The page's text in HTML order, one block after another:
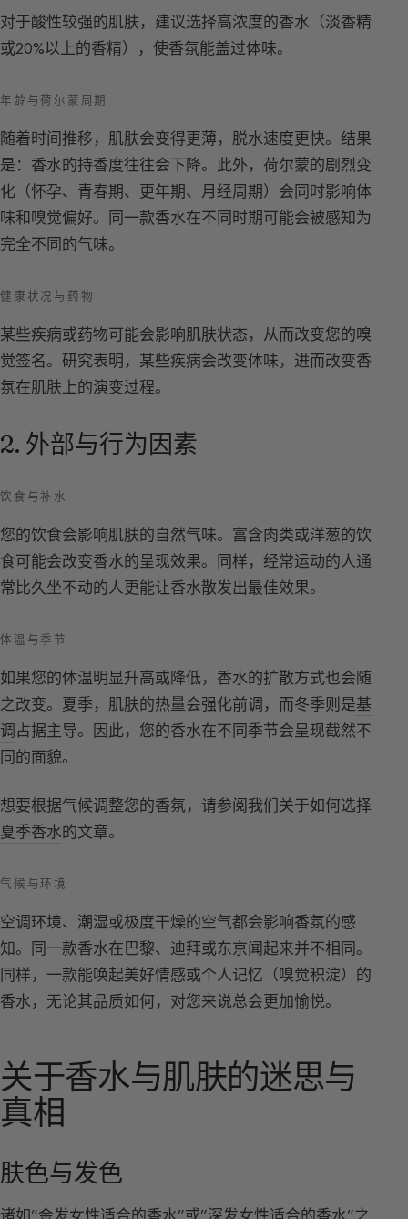
对于酸性较强的肌肤，建议选择高浓度的香水（淡香精
或20%以上的香精），使香氛能盖过体味。
年龄与荷尔蒙周期
随着时间推移，肌肤会变得更薄，脱水速度更快。结果
是：香水的持香度往往会下降。此外，荷尔蒙的剧烈变
化（怀孕、青春期、更年期、月经周期）会同时影响体
味和嗅觉偏好。同一款香水在不同时期可能会被感知为
完全不同的气味。
健康状况与药物
某些疾病或药物可能会影响肌肤状态，从而改变您的嗅
觉签名。研究表明，某些疾病会改变体味，进而改变香
氛在肌肤上的演变过程。
2. 外部与行为因素
饮食与补水
您的饮食会影响肌肤的自然气味。富含肉类或洋葱的饮
食可能会改变香水的呈现效果。同样，经常运动的人通
常比久坐不动的人更能让香水散发出最佳效果。
体温与季节
如果您的体温明显升高或降低，香水的扩散方式也会随
之改变。夏季，肌肤的热量会强化前调，而冬季则是基
调占据主导。因此，您的香水在不同季节会呈现截然不
同的面貌。
想要根据气候调整您的香氛，请参阅我们关于如何选择
夏季香水的文章。
气候与环境
空调环境、潮湿或极度干燥的空气都会影响香氛的感
知。同一款香水在巴黎、迪拜或东京闻起来并不相同。
同样，一款能唤起美好情感或个人记忆（嗅觉积淀）的
香水，无论其品质如何，对您来说总会更加愉悦。
关于香水与肌肤的迷思与
真相
肤色与发色